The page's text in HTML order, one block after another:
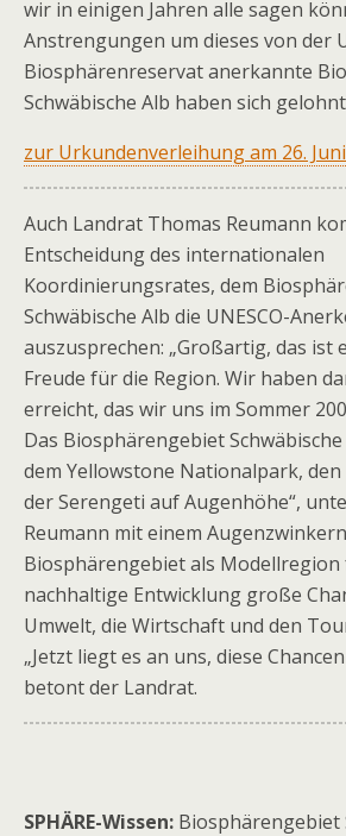
wir in einigen Jahren alle sagen
Anstrengungen um dieses von der
Biosphärenreservat anerkannte
Schwäbische Alb haben sich
zur Urkundenverleihung am 26.
Auch Landrat Thomas Reumann
Entscheidung des internationalen
Koordinierungsrates, dem
Schwäbische Alb die UNESCO-
auszusprechen: „Großartig, das ist
Freude für die Region. Wir haben
erreicht, das wir uns im Sommer
Das Biosphärengebiet
dem Yellowstone Nationalpark,
der Serengeti auf Augenhöhe“,
Reumann mit einem
Biosphärengebiet als Modellregion
nachhaltige Entwicklung große
Umwelt, die Wirtschaft und den
„Jetzt liegt es an uns, diese
betont der Landrat.
SPHÄRE-Wissen: Biosphärengebiet